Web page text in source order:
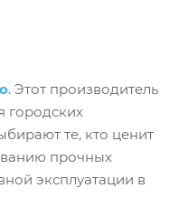
. Этот производитель
городских
те, кто ценит
прочных
эксплуатации в